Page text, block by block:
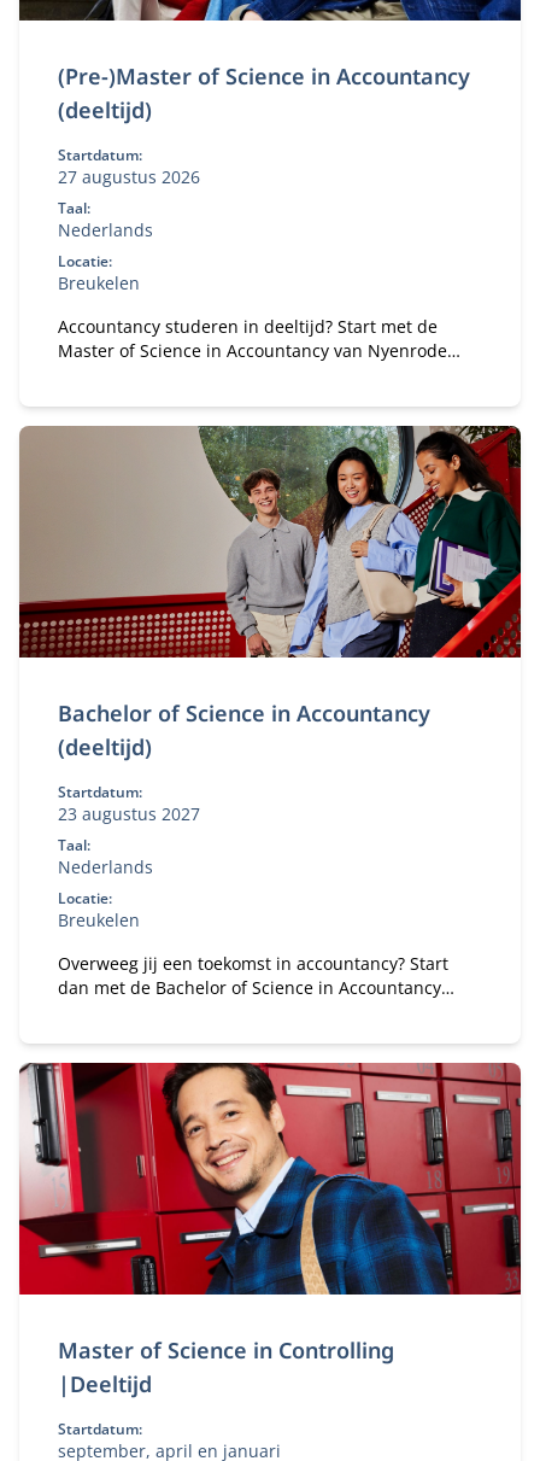
(Pre-)Master of Science in Accountancy
(deeltijd)
Startdatum:
27 augustus 2026
Taal:
Nederlands
Locatie:
Breukelen
Accountancy studeren in deeltijd? Start met de
Master of Science in Accountancy van Nyenrode
Bachelor of Science in Accountancy
(deeltijd)
Startdatum:
23 augustus 2027
Taal:
Nederlands
Locatie:
Breukelen
Overweeg jij een toekomst in accountancy? Start
dan met de Bachelor of Science in Accountancy
Master of Science in Controlling
|Deeltijd
Startdatum:
september, april en januari